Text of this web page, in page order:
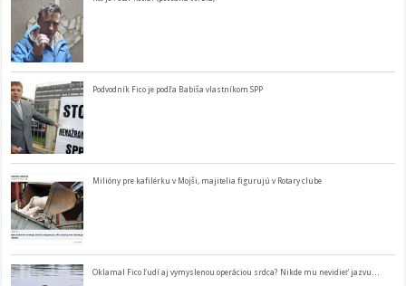
Podvodník Fico je podľa Babiša vlastníkom SPP
Milióny pre kafilérku v Mojši, majitelia figurujú v Rotary clube
Oklamal Fico ľudí aj vymyslenou operáciou srdca? Nikde mu nevidieť jazvu…